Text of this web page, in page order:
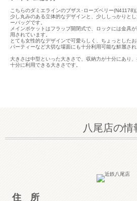
こちらのダミエラインのブザス･ローズベリー(N41178)
少し丸みのある立体的なデザインと、少ししっかりと
ーバッグです。
メインポケットはフラップ開閉式で、ロックには金具
用されています。
とても女性的なデザインで可愛らしく、ちょっとした
パーティーなど大切な場面にも十分利用可能な鮮麗さ
大きさは中型といった大きさで、収納力が十分にあり
十分に利用できる大きさです。
八尾店の情
住 所